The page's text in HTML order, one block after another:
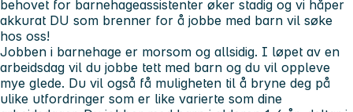
behovet for barnehageassistenter øker stadig og vi håper
akkurat DU som brenner for å jobbe med barn vil søke
hos oss!
Jobben i barnehage er morsom og allsidig. I løpet av en
arbeidsdag vil du jobbe tett med barn og du vil oppleve
mye glede. Du vil også få muligheten til å bryne deg på
ulike utfordringer som er like varierte som dine